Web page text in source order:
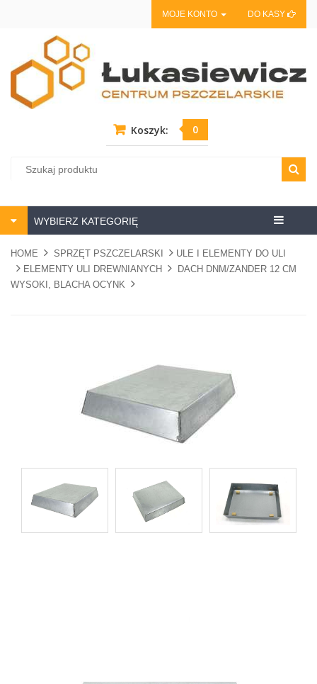
MOJE KONTO DO KASY
Koszyk: 0
Centrum
WYBIERZ KATEGORIĘ
HOME SPRZĘT PSZCZELARSKI
ULE I ELEMENTY DO ULI
ELEMENTY ULI DREWNIANYCH
DACH DNM/ZANDER 12 CM
WYSOKI, BLACHA OCYNK